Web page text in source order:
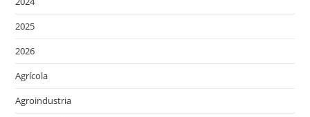
2025
2026
Agrícola
Agroindustria